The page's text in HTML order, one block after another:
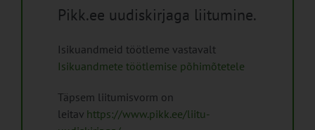
Pikk.ee uudiskirjaga liitumine.
Isikuandmeid töötleme vastavalt
Isikuandmete töötlemise põhimõtetele
Täpsem liitumisvorm on
leitav https://www.pikk.ee/liitu-